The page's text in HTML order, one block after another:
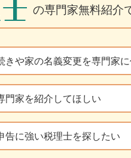
の専門家無料紹介
きや家の名義変更を専門家
門家を紹介してほしい
告に強い税理士を探したい